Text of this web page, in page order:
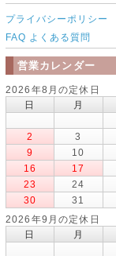
プライバシーポリシー
FAQ よくある質問
営業カレンダー
2026年8月の定休日
日
月
2
3
9
10
16
17
23
24
30
31
2026年9月の定休日
日
月